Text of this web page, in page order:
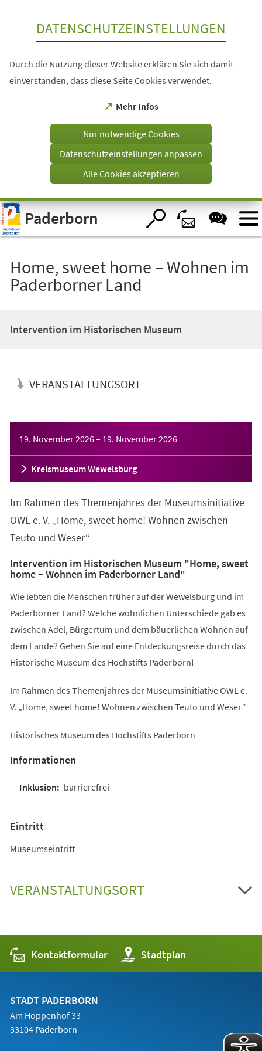
Visuelle
Assistenzsoftware
öffnen.
DATENSCHUTZEINSTELLUNGEN
Durch die Nutzung dieser Website erklären Sie sich damit
einverstanden, dass diese Seite Cookies verwendet.
Mehr Infos
(Öffnet
einem
Tab)
Nur notwendige Cookies
Datenschutzeinstellungen anpassen
Alle Cookies akzeptieren
Paderborn
Home, sweet home – Wohnen im
Paderborner Land
Intervention im Historischen Museum
VERANSTALTUNGSORT
19. November 2026– 19. November 2026
Kreismuseum Wewelsburg
Im Rahmen des Themenjahres der Museumsinitiative
OWL e. V. „Home, sweet home! Wohnen zwischen
Teuto und Weser“
Intervention im Historischen Museum "Home, sweet
home – Wohnen im Paderborner Land"
Wie lebten die Menschen früher auf der Wewelsburg und im
Paderborner Land? Welche wohnlichen Unterschiede gab es
zwischen Adel, Bürgertum und dem bäuerlichen Wohnen auf
dem Lande? Gehen Sie auf eine Entdeckungsreise durch das
Historische Museum des Hochstifts Paderborn!
Im Rahmen des Themenjahres der Museumsinitiative OWL e.
V. „Home, sweet home! Wohnen zwischen Teuto und Weser“
Historisches Museum des Hochstifts Paderborn
Informationen
barrierefrei
Eintritt
Museumseintritt
VERANSTALTUNGSORT
Kontaktformular Stadtplan
(Öffnet
in
einem
STADT PADERBORN
Am Hoppenhof 33
33104 Paderborn